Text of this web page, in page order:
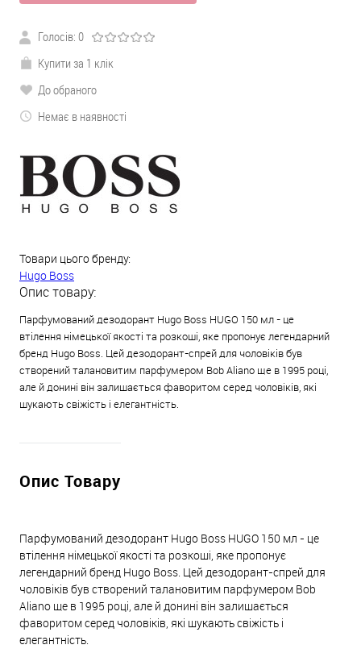
Голосів: 0
Купити за 1 клік
До обраного
Немає в наявності
Товари цього бренду:
Hugo Boss
Опис товару:
Парфумований дезодорант Hugo Boss HUGO 150 мл - це
втілення німецької якості та розкоші, яке пропонує легендарний
бренд Hugo Boss. Цей дезодорант-спрей для чоловіків був
створений талановитим парфумером Bob Aliano ще в 1995 році,
але й донині він залишається фаворитом серед чоловіків, які
шукають свіжість і елегантність.
Опис Товару
Парфумований дезодорант Hugo Boss HUGO 150 мл - це
втілення німецької якості та розкоші, яке пропонує
легендарний бренд Hugo Boss. Цей дезодорант-спрей для
чоловіків був створений талановитим парфумером Bob
Aliano ще в 1995 році, але й донині він залишається
фаворитом серед чоловіків, які шукають свіжість і
елегантність.